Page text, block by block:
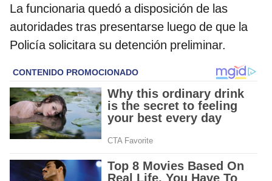
La funcionaria quedó a disposición de las
autoridades tras presentarse luego de que la
Policía solicitara su detención preliminar.